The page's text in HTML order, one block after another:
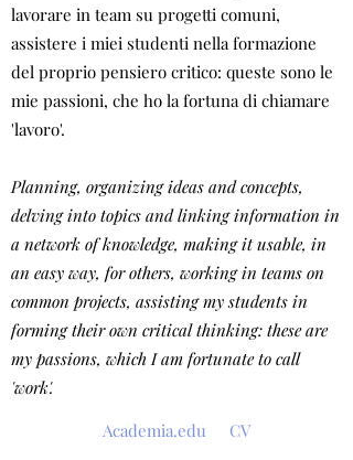
lavorare in team su progetti comuni,
assistere i miei studenti nella formazione
del proprio pensiero critico: queste sono le
mie passioni, che ho la fortuna di chiamare
'lavoro'.
Planning, organizing ideas and concepts,
delving into topics and linking information in
a network of knowledge, making it usable, in
an easy way, for others, working in teams on
common projects, assisting my students in
forming their own critical thinking: these are
my passions, which I am fortunate to call
'work'.
Academia.edu
CV